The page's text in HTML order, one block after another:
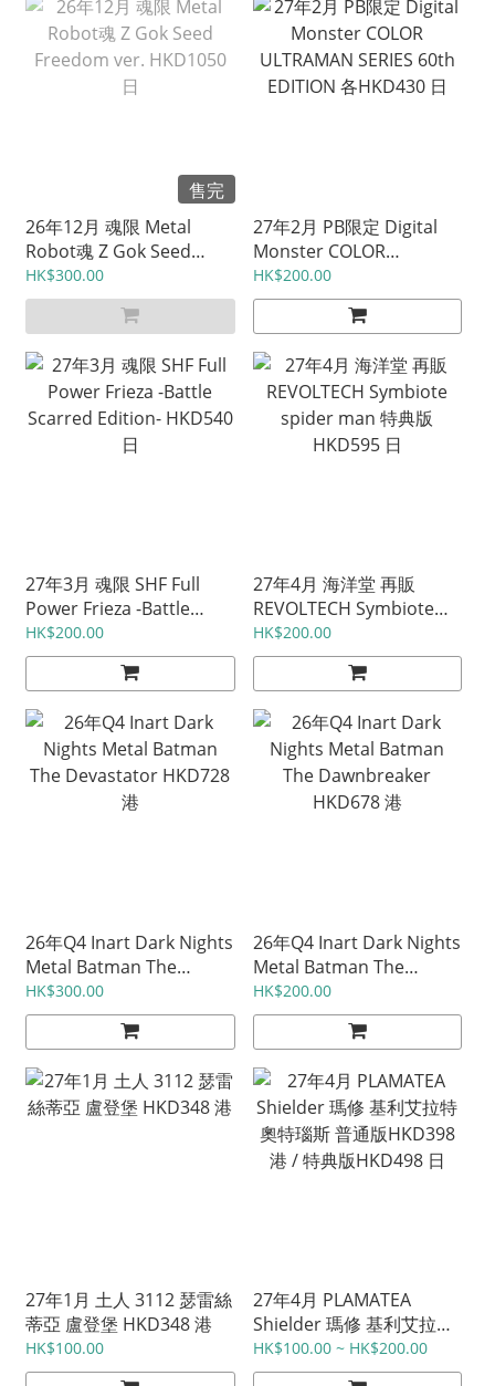
售完
26年12月 魂限 Metal
Robot魂 Z Gok Seed
Freedom ver. HKD1050
日
HK$300.00
27年2月 PB限定 Digital
Monster COLOR
ULTRAMAN SERIES 60th
EDITION 各HKD430 日
HK$200.00
27年3月 魂限 SHF Full
Power Frieza -Battle
Scarred Edition- HKD540
日
HK$200.00
27年4月 海洋堂 再販
REVOLTECH Symbiote
spider man 特典版
HKD595 日
HK$200.00
26年Q4 Inart Dark Nights
Metal Batman The
Devastator HKD728 港
HK$300.00
26年Q4 Inart Dark Nights
Metal Batman The
Dawnbreaker HKD678 港
HK$200.00
27年1月 土人 3112 瑟雷絲
蒂亞 盧登堡 HKD348 港
HK$100.00
27年4月 PLAMATEA
Shielder 瑪修 基利艾拉特
奧特瑙斯 普通版HKD398
港 / 特典版HKD498 日
HK$100.00 ~ HK$200.00